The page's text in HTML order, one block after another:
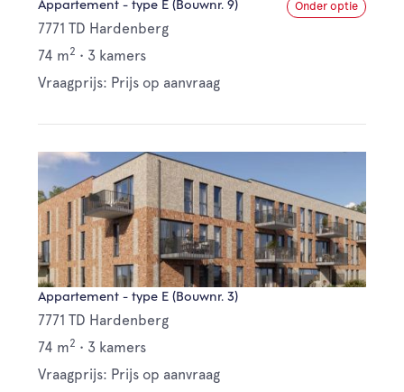
Onder optie
Appartement - type E (Bouwnr. 9)
7771 TD Hardenberg
74 m2 • 3 kamers
Vraagprijs: Prijs op aanvraag
Appartement - type E (Bouwnr. 3)
7771 TD Hardenberg
74 m2 • 3 kamers
Vraagprijs: Prijs op aanvraag